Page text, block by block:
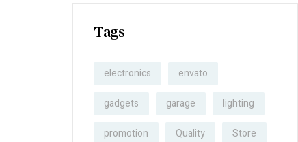
Tags
electronics envato
gadgets garage lighting
promotion Quality Store